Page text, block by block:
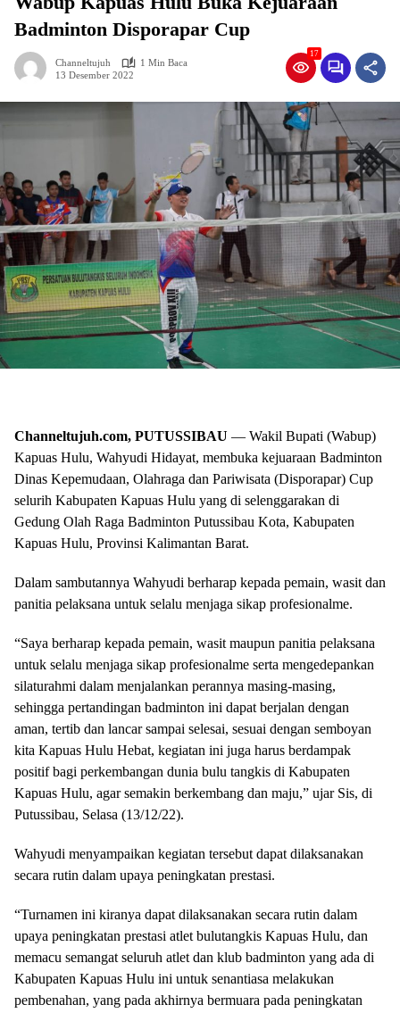
Badminton Disporapar Cup
Channeltujuh
1 Min Baca
13 Desember 2022
17
Channeltujuh.com, PUTUSSIBAU — Wakil Bupati (Wabup)
Kapuas Hulu, Wahyudi Hidayat, membuka kejuaraan Badminton
Dinas Kepemudaan, Olahraga dan Pariwisata (Disporapar) Cup
selurih Kabupaten Kapuas Hulu yang di selenggarakan di
Gedung Olah Raga Badminton Putussibau Kota, Kabupaten
Kapuas Hulu, Provinsi Kalimantan Barat.
Dalam sambutannya Wahyudi berharap kepada pemain, wasit dan
panitia pelaksana untuk selalu menjaga sikap profesionalme.
“Saya berharap kepada pemain, wasit maupun panitia pelaksana
untuk selalu menjaga sikap profesionalme serta mengedepankan
silaturahmi dalam menjalankan perannya masing-masing,
sehingga pertandingan badminton ini dapat berjalan dengan
aman, tertib dan lancar sampai selesai, sesuai dengan semboyan
kita Kapuas Hulu Hebat, kegiatan ini juga harus berdampak
positif bagi perkembangan dunia bulu tangkis di Kabupaten
Kapuas Hulu, agar semakin berkembang dan maju,” ujar Sis, di
Putussibau, Selasa (13/12/22).
Wahyudi menyampaikan kegiatan tersebut dapat dilaksanakan
secara rutin dalam upaya peningkatan prestasi.
“Turnamen ini kiranya dapat dilaksanakan secara rutin dalam
upaya peningkatan prestasi atlet bulutangkis Kapuas Hulu, dan
memacu semangat seluruh atlet dan klub badminton yang ada di
Kabupaten Kapuas Hulu ini untuk senantiasa melakukan
pembenahan, yang pada akhirnya bermuara pada peningkatan